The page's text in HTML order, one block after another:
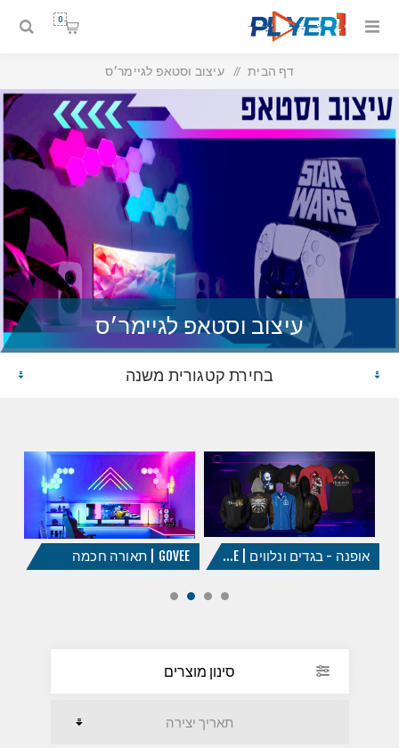
0
דף הבית / עיצוב וסטאפ לגיימר׳ס
עיצוב וסטאפ לגיימר׳ס
בחירת קטגורית משנה
אופנה - בגדים ונלווים | GAMING MERCHANDISE GOVEE | תאורה חכמה
סינון מוצרים